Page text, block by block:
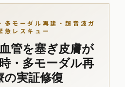
多モーダル再建・超音波ガ
急レスキュー
管を塞ぎ皮膚が
・多モーダル再
の実証修復